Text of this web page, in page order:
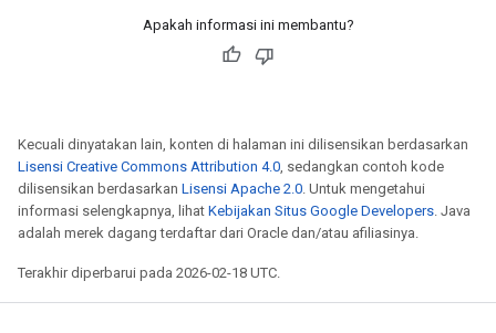
Apakah informasi ini membantu?
Kecuali dinyatakan lain, konten di halaman ini dilisensikan berdasarkan
Lisensi Creative Commons Attribution 4.0, sedangkan contoh kode
dilisensikan berdasarkan Lisensi Apache 2.0. Untuk mengetahui
informasi selengkapnya, lihat Kebijakan Situs Google Developers. Java
adalah merek dagang terdaftar dari Oracle dan/atau afiliasinya.
Terakhir diperbarui pada 2026-02-18 UTC.